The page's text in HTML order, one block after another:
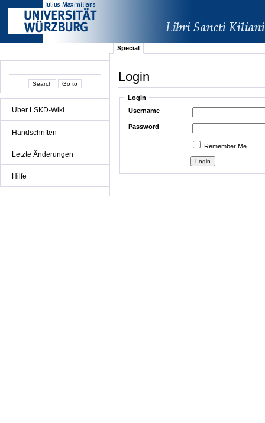
Über LSKD-Wiki
Handschriften
Letzte Änderungen
Hilfe
Special
Login
Login
Username
Password
Remember Me